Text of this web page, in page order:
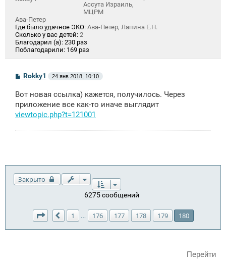
Ассута Израиль,
МЦРМ
Ава-Петер
Где было удачное ЭКО: Ава-Петер, Лапина Е.Н.
Сколько у вас детей: 2
Благодарил (а): 230 раз
Поблагодарили: 169 раз
С
о
б
щ
е
н
Rokky1 24 янв 2018, 10:10
Вот новая ссылка) кажется, получилось. Через
приложение все как-то иначе выглядит
viewtopic.php?t=121001
Закрыто
6275 сообщений
Страница 180 из180
Пред.
1 … 176 177 178 179 180
Перейти